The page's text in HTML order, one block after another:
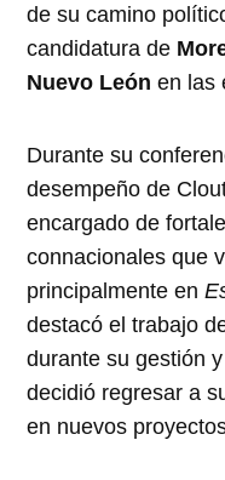
de su camino
candidatura de
Nuevo León en las
Durante su
desempeño de
encargado de
connacionales que
principalmente en
destacó el trabajo
durante su gestión
decidió regresar a
en nuevos